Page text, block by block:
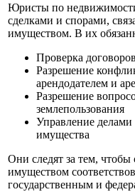
Юристы по
сделками и спорами,
имуществом. В их
Проверка
Разрешение
арендодателем и
Разрешение
землепользования
Управление
имущества
Они следят за тем, чтобы
имуществом
государственным и